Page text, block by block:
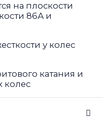
на плоскости
86А и
у колес
катания и
колес